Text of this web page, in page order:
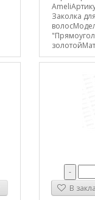
Заколка
-
В